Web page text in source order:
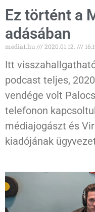
Ez történt a
adásában
media1.hu 2020.01.12.
Itt
podcast teljes,
vendége volt
telefonon
médiajogászt és
kiadójának